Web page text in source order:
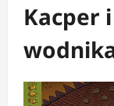
Kacper